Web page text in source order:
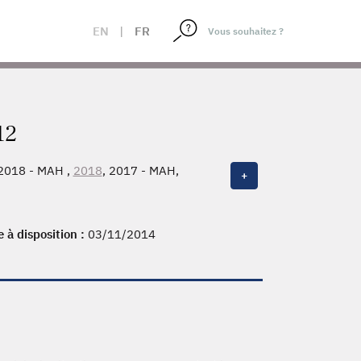
EN | FR
- MAH , 2018, 2017 - MAH,
- MAH, 2008, 2007 - MAH, 2007,
+
à disposition : 03/11/2014